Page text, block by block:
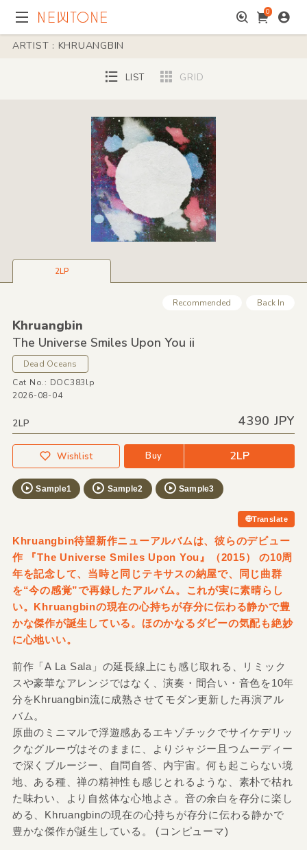
0
ARTIST : KHRUANGBIN
LIST GRID
2LP
Recommended Back In
Khruangbin
The Universe Smiles Upon You ii
Dead Oceans
Cat No.: DOC383lp
2026-08-04
2LP 4390 JPY
Wishlist Buy 2LP
Sample1 Sample2 Sample3
Translate
Khruangbin待望新作ニューアルバムは、彼らのデビュー
作 『The Universe Smiles Upon You』（2015） の10周
年を記念して、当時と同じテキサスの納屋で、同じ曲群
を“今の感覚”で再録したアルバム。これが実に素晴らし
い。Khruangbinの現在の心持ちが存分に伝わる静かで豊
かな傑作が誕生している。ほのかなるダビーの気配も絶妙
に心地いい。
前作「A La Sala」の延長線上にも感じ取れる、リミック
スや豪華なアレンジではなく、演奏・間合い・音色を10年
分をKhruangbin流に成熟させてモダン更新した再演アル
バム。
原曲のミニマルで浮遊感あるエキゾチックでサイケデリッ
クなグルーヴはそのままに、よりジャジー且つムーディー
で深くブルージー、自問自答、内宇宙。何も起こらない境
地、ある種、禅の精神性も感じとれるような、素朴で枯れ
た味わい、より自然体な心地よさ。音の余白を存分に楽し
める、Khruangbinの現在の心持ちが存分に伝わる静かで
豊かな傑作が誕生している。 (コンピューマ)